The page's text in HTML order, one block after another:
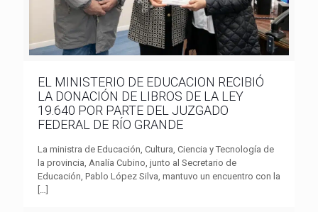
EL MINISTERIO DE EDUCACION RECIBIÓ
LA DONACIÓN DE LIBROS DE LA LEY
19.640 POR PARTE DEL JUZGADO
FEDERAL DE RÍO GRANDE
La ministra de Educación, Cultura, Ciencia y Tecnología de
la provincia, Analía Cubino, junto al Secretario de
Educación, Pablo López Silva, mantuvo un encuentro con la
[…]